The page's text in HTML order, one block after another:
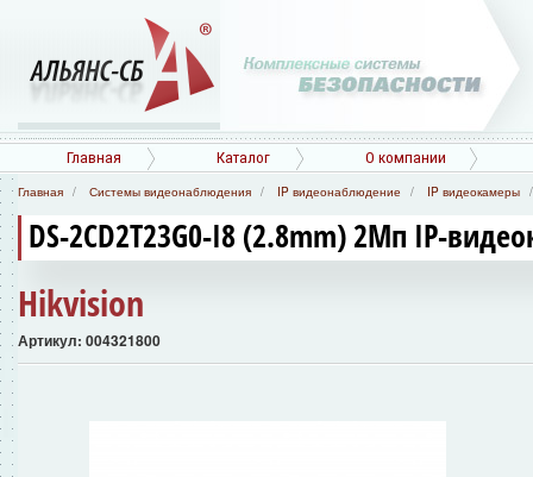
Главная Каталог О компании
Главная Системы видеонаблюдения IP видеонаблюдение IP видеокамеры
DS-2CD2T23G0-I8 (2.8mm) 2Мп IP-
Hikvision
Артикул: 004321800